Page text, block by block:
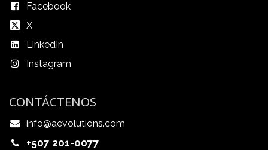
Facebook
X
LinkedIn
Instagram
CONTÁCTENOS
info@aevolutions.com
+507 201-0077